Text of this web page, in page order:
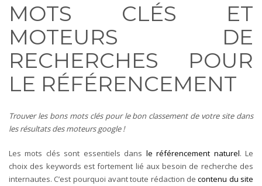
MOTS CLÉS ET
MOTEURS DE
RECHERCHES POUR
LE RÉFÉRENCEMENT
Trouver les bons mots clés pour le bon classement de votre site dans
les résultats des moteurs google !
Lesmots clés sont essentiels dans le référencement naturel. Le
choix des keywords est fortement lié aux besoin de recherche des
internautes. C’est pourquoi avant toute rédaction decontenu du site